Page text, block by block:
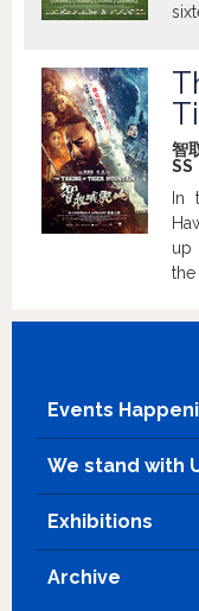
to
智
SS
In
up
Events
We stand with
Exhibitions
Archive